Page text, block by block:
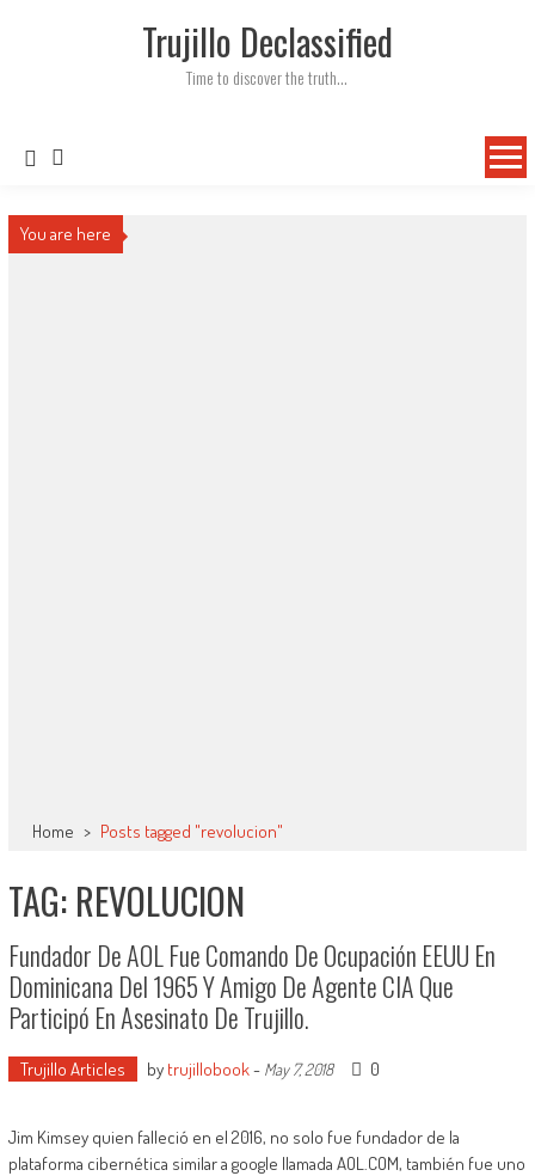
Trujillo Declassified
Time to discover the truth…
You are here
Home > Posts tagged "revolucion"
TAG: REVOLUCION
Fundador De AOL Fue Comando De Ocupación EEUU En
Dominicana Del 1965 Y Amigo De Agente CIA Que
Participó En Asesinato De Trujillo.
Trujillo Articles by trujillobook- May 7, 2018 0
Jim Kimsey quien falleció en el 2016, no solo fue fundador de la
plataforma cibernética similar a google llamada AOL.COM, también fue uno